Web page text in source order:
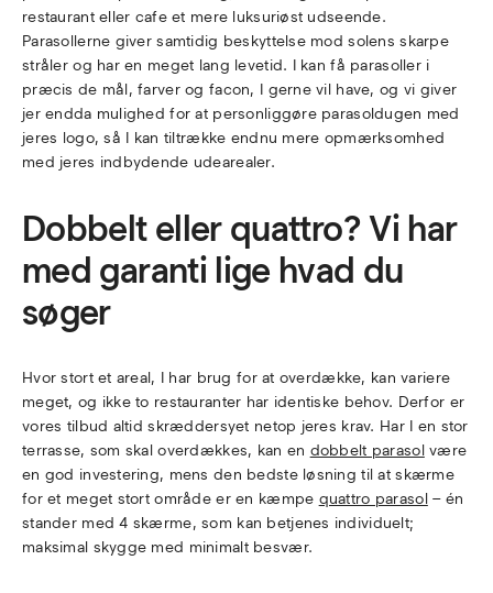
restaurant eller cafe et mere luksuriøst udseende.
Parasollerne giver samtidig beskyttelse mod solens skarpe
stråler og har en meget lang levetid. I kan få parasoller i
præcis de mål, farver og facon, I gerne vil have, og vi giver
jer endda mulighed for at personliggøre parasoldugen med
jeres logo, så I kan tiltrække endnu mere opmærksomhed
med jeres indbydende udearealer.
Dobbelt eller quattro? Vi har
med garanti lige hvad du
søger
Hvor stort et areal, I har brug for at overdække, kan variere
meget, og ikke to restauranter har identiske behov. Derfor er
vores tilbud altid skræddersyet netop jeres krav. Har I en stor
terrasse, som skal overdækkes, kan en dobbelt parasolvære
en god investering, mens den bedste løsning til at skærme
for et meget stort område er en kæmpe quattro parasol– én
stander med 4 skærme, som kan betjenes individuelt;
maksimal skygge med minimalt besvær.